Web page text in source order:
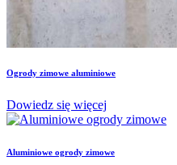
Ogrody zimowe aluminiowe
Dowiedz się więcej
Aluminiowe ogrody zimowe